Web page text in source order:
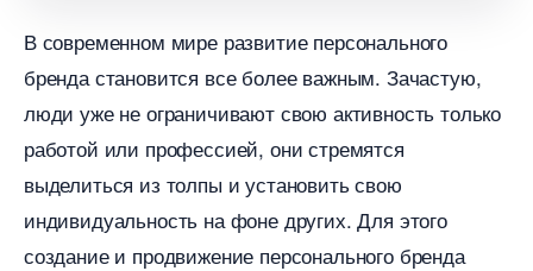
современном мире развитие персонального
ренда становится все более важным. Зачастую,
люди уже не ограничивают свою активность только
работой или профессией, они стремятся
ыделиться из толпы и установить свою
индивидуальность на фоне других. Для этого
создание и продвижение персонального бренда